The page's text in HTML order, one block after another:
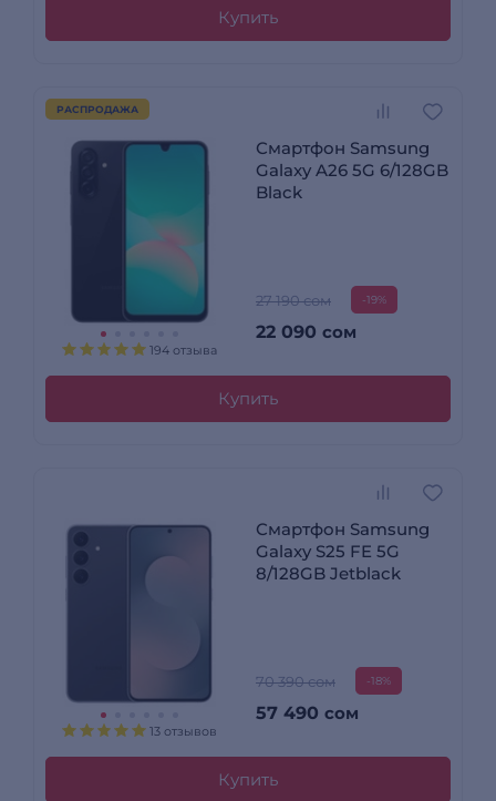
Купить
РАСПРОДАЖА
194 отзыва
Смартфон Samsung
Galaxy A26 5G 6/128GB
Black
27 190 сом -19%
22 090 сом
Купить
13 отзывов
Смартфон Samsung
Galaxy S25 FE 5G
8/128GB Jetblack
70 390 сом -18%
57 490 сом
Купить